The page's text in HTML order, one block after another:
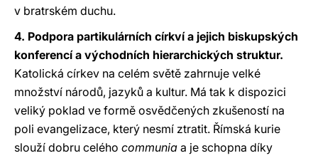
v bratrském duchu.
4. Podpora partikulárních církví a jejich biskupských
konferencí a východních hierarchických struktur.
Katolická církev na celém světě zahrnuje velké
množství národů, jazyků a kultur. Má tak k dispozici
veliký poklad ve formě osvědčených zkušeností na
poli evangelizace, který nesmí ztratit. Římská kurie
slouží dobru celého communia a je schopna díky